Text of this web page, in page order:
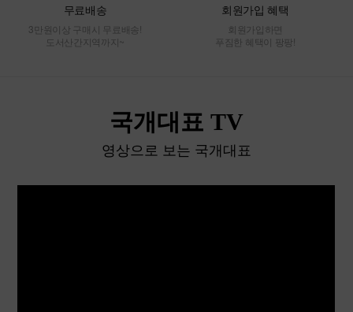
무료배송
3만원이상 구매시 무료배송!
도서산간지역까지~
회원가입 혜택
회원가입하면
푸짐한 혜택이 팡팡!
국개대표 TV
영상으로 보는 국개대표